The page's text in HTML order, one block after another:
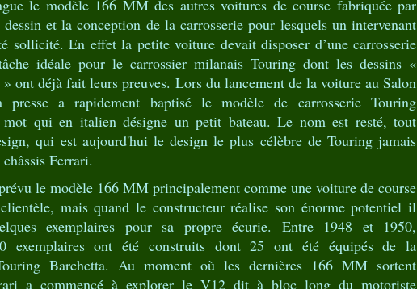
le modèle 166 MM des autres voitures de course fabriquée par
et la conception de la carrosserie pour lesquels un intervenant
sollicité. En effet la petite voiture devait disposer d’une carrosserie
idéale pour le carrossier milanais Touring dont les dessins «
» ont déjà fait leurs preuves. Lors du lancement de la voiture au Salon
a rapidement baptisé le modèle de carrosserie Touring
mot qui en italien désigne un petit bateau. Le nom est resté, tout
qui est aujourd'hui le design le plus célèbre de Touring jamais
Ferrari.
le modèle 166 MM principalement comme une voiture de course
mais quand le constructeur réalise son énorme potentiel il
exemplaires pour sa propre écurie. Entre 1948 et 1950,
exemplaires ont été construits dont 25 ont été équipés de la
Barchetta. Au moment où les dernières 166 MM sortent
a commencé à explorer le V12 dit à bloc long du motoriste